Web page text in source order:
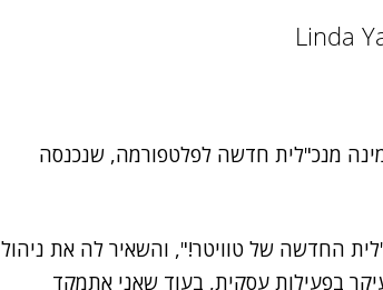
מנכ"לית חדשה לפלטפורמה, שנכנסה
החדשה של טוויטר!", והשאיר לה את ניהול
בפעילות עסקית, בעוד שאני אתמקד